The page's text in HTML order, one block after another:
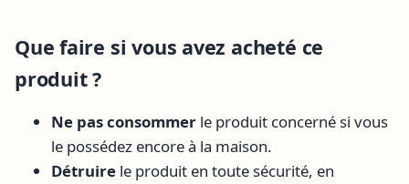
Que faire si vous avez acheté ce
produit ?
Ne pas consommer le produit concerné si vous
le possédez encore à la maison.
Détruire le produit en toute sécurité, en